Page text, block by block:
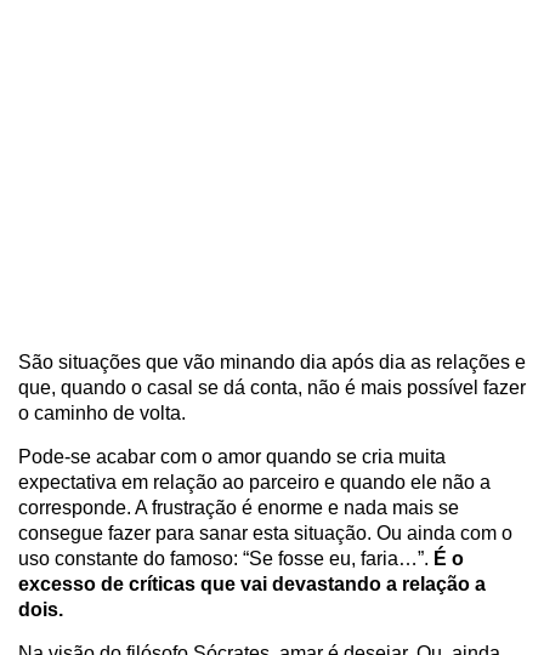
São situações que vão minando dia após dia as relações e
que, quando o casal se dá conta, não é mais possível fazer
o caminho de volta.
Pode-se acabar com o amor quando se cria muita
expectativa em relação ao parceiro e quando ele não a
corresponde. A frustração é enorme e nada mais se
consegue fazer para sanar esta situação. Ou ainda com o
uso constante do famoso: “Se fosse eu, faria…”. É o
excesso de críticas que vai devastando a relação a
dois.